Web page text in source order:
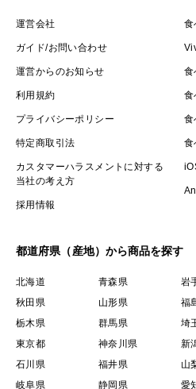
運営会社
ガイド/お問い合わせ
運営からのお知らせ
利用規約
プライバシーポリシー
特定商取引法
カスタマーハラスメントに対する
当社の考え方
採用情報
食
食
食
食
食
都道府県（産地）から商品を探す
北海道 青森県 岩
秋田県
山形県 福
栃木県
群馬県 埼
東京都
神奈川県 新
石川県
福井県 山
岐阜県
静岡県 愛